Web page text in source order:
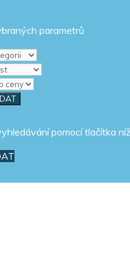
parametrů
pomocí tlačítka